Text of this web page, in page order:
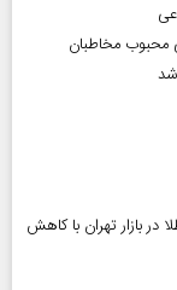
محبوب مخاطبان
شد
۱۴۰۵ | افت قیمت طلا در بازار تهران با کاهش